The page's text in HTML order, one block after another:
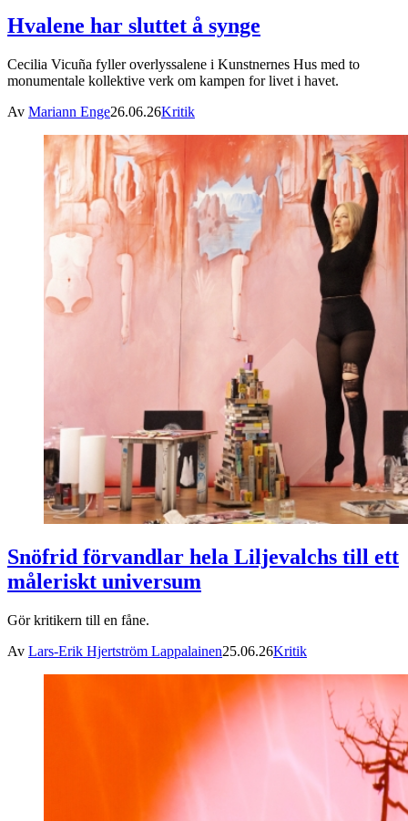
Hvalene har sluttet å synge
Cecilia Vicuña fyller overlyssalene i Kunstnernes Hus med to
monumentale kollektive verk om kampen for livet i havet.
Av Mariann Enge26.06.26Kritik
Snöfrid förvandlar hela Liljevalchs till ett
måleriskt universum
Gör kritikern till en fåne.
Av Lars-Erik Hjertström Lappalainen25.06.26Kritik